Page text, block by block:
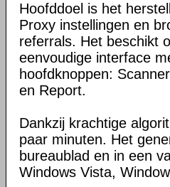
Hoofddoel is het
Proxy instellingen en
referrals. Het beschikt
eenvoudige interface
hoofdknoppen:
en Report.
Dankzij krachtige
paar minuten. Het
bureaublad en in een
Windows Vista,